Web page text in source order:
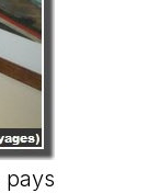
pays